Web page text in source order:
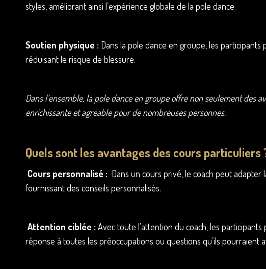
styles, améliorant ainsi l’expérience globale de la pole dance.
Soutien physique : Dans la pole dance en groupe, les
réduisant le risque de blessure.
Dans l’ensemble, la pole dance en groupe offre non seulement des
enrichissante et agréable pour de nombreuses personnes.
Quels sont les avantages des cours particuliers
Cours personnalisé : Dans un cours privé, le coach peut
fournissant des conseils personnalisés.
Attention ciblée :Avec toute l’attention du coach, les
réponse à toutes les préoccupations ou questions qu’ils pourraient